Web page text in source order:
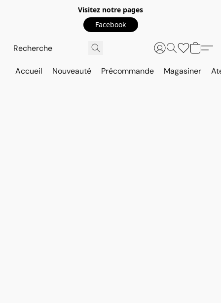
Visitez notre pages
Facebook
Accueil Nouveauté Précommande Magasiner